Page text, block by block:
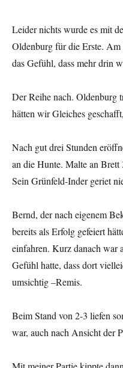
Leider nichts wurde es mit
Oldenburg für die Erste.
das Gefühl, dass mehr drin
Der Reihe nach. Oldenburg
hätten wir Gleiches
Nach gut drei Stunden
an die Hunte. Malte an Brett
Sein Grünfeld-Inder geriet
Bernd, der nach eigenem
bereits als Erfolg gefeiert
einfahren. Kurz danach war
Gefühl hatte, dass dort
umsichtig –Remis.
Beim Stand von 2-3 liefen
war, auch nach Ansicht der